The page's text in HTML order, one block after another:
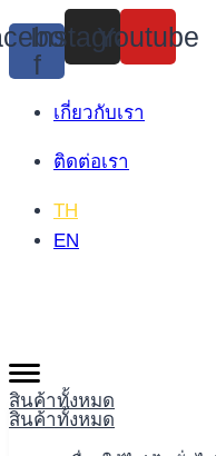
Skip
to
content
f
Instagram
Youtube
เกี่ยวกับเรา
ติดต่อเรา
TH
EN
สินค้าทั้งหมด
สินค้าทั้งหมด